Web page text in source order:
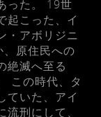
った。 19世
起こった、イ
・アボリジニ
原住民への
絶滅へ至る
この時代、タ
ていた、アイ
刑にして、